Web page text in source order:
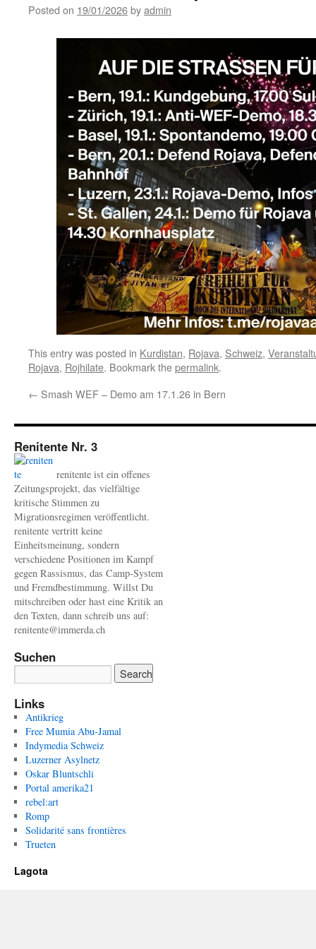
Posted on 19/01/2026byadmin
This entry was posted in Kurdistan, Rojava, Schweiz,
Rojava, Rojhilate. Bookmark thepermalink.
← Smash WEF – Demo am 17.1.26 in Bern
Renitente Nr. 3
renitente ist ein offenes
Zeitungsprojekt, das vielfältige
kritische Stimmen zu
Migrationsregimen veröffentlicht.
renitente vertritt keine
Einheitsmeinung, sondern
verschiedene Positionen im Kampf
gegen Rassismus, das Camp-System
und Fremdbestimmung. Willst Du
mitschreiben oder hast eine Kritik an
den Texten, dann schreib uns auf:
renitente@immerda.ch
Suchen
Links
Antikrieg
Free Mumia Abu-Jamal
Indymedia Schweiz
Luzerner Asylnetz
Oskar Bluntschli
Portal amerika21
rebel:art
Romp
Solidarité sans frontières
Trueten
Lagota